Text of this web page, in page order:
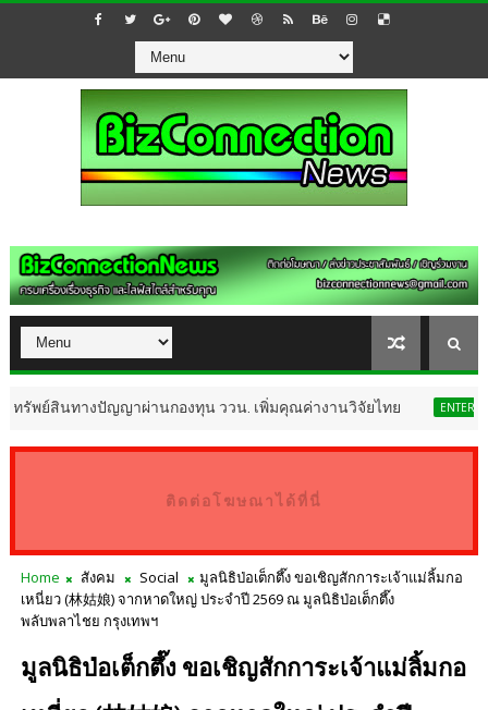
ปัญญาผ่านกองทุน ววน. เพิ่มคุณค่างานวิจัยไทย ENTERTAINMENT "จิน
ติดต่อโฆษณาได้ที่นี่
Home สังคม Social
มูลนิธิป่อเต็กตึ๊ง ขอเชิญสักการะเจ้าแม่ลิ้มกอ
เหนี่ยว (林姑娘) จากหาดใหญ่ ประจำปี 2569 ณ มูลนิธิป่อเต็กตึ๊ง
พลับพลาไชย กรุงเทพฯ
มูลนิธิป่อเต็กตึ๊ง ขอเชิญสักการะเจ้าแม่ลิ้มกอ